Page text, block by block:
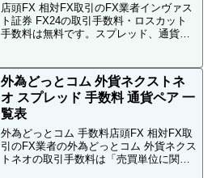
店頭FX 相対FX取引のFX業者インヴァス
ト証券 FX24の取引手数料・ロスカット
手数料は無料です。スプレッド、通貨ペ
スプレッド比較はこちら取扱通貨スプレ
ッ...
外為どっとコム 外貨ネクストネ
オ スプレッド 手数料 通貨ペア 一
覧表
外為どっとコム 手数料店頭FX 相対FX取
引のFX業者の外為どっとコム 外貨ネクス
トネオの取引手数料は「売買単位に関わ